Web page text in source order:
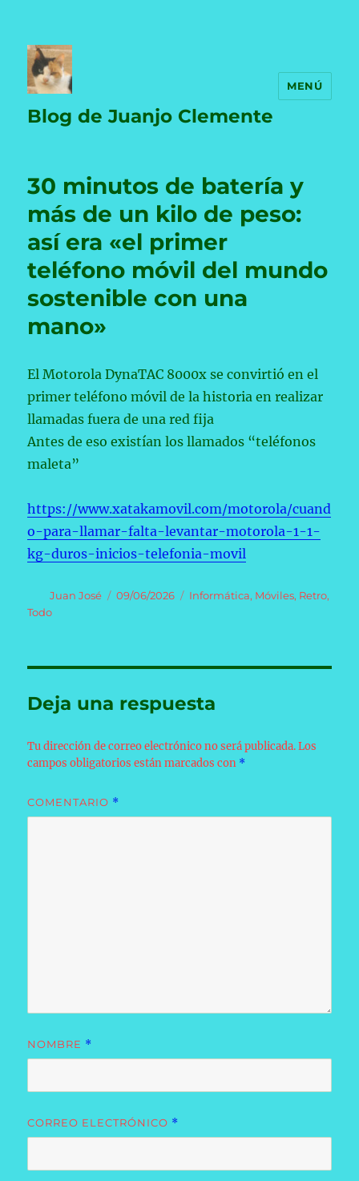
Blog de Juanjo Clemente
MENÚ
30 minutos de batería y
más de un kilo de peso:
así era «el primer
teléfono móvil del mundo
sostenible con una
mano»
El Motorola DynaTAC 8000x se convirtió en el
primer teléfono móvil de la historia en realizar
llamadas fuera de una red fija
Antes de eso existían los llamados “teléfonos
maleta”
https://www.xatakamovil.com/motorola/cuand
o-para-llamar-falta-levantar-motorola-1-1-
kg-duros-inicios-telefonia-movil
Autor
Juan José
Publicado
09/06/2026 Categorías
Informática, Móviles, Retro,
Todo
Deja una respuesta
Tu dirección de correo electrónico no será publicada. Los
campos obligatorios están marcados con *
COMENTARIO *
NOMBRE *
CORREO ELECTRÓNICO *